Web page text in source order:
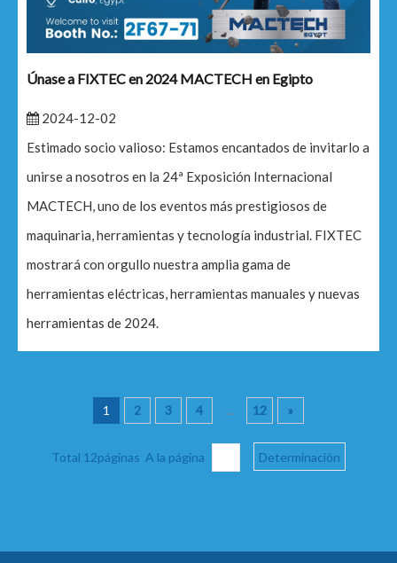
Únase a FIXTEC en 2024 MACTECH en Egipto
2024-12-02
Estimado socio valioso: Estamos encantados de invitarlo a
unirse a nosotros en la 24ª Exposición Internacional
MACTECH, uno de los eventos más prestigiosos de
maquinaria, herramientas y tecnología industrial. FIXTEC
mostrará con orgullo nuestra amplia gama de
herramientas eléctricas, herramientas manuales y nuevas
herramientas de 2024.
1 2 3 4 ... 12 »
Total 12páginas A la página Determinación